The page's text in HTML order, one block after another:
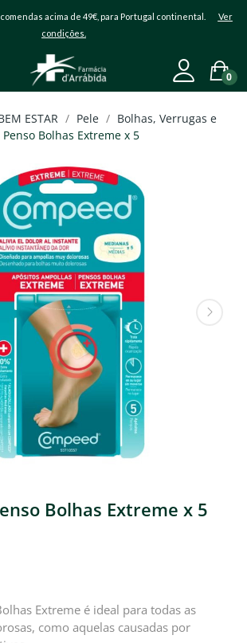
acima de 49€, para Portugal continental. Ver
condições.
0
ESTAR Pele
Bolhas, Verrugas e
Bolhas Extreme x 5
Bolhas Extreme x 5
Extreme é ideal para todas as
como aquelas causadas por